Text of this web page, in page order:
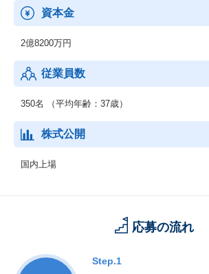
・スマートフォンアプリ開発
・自治体向けシステム開発
など
◆TAS/パッケージ販売事業部：給食・栄養管
の開発、販売、サポート
・ソフトご利用環境構築
・オーダリング、電子カルテ等他システムとの
・栄養士業務支援（データ入力代行、データ設
資本金
2億8200万円
従業員数
350名 （平均年齢：37歳）
株式公開
国内上場
応募の流れ
Step.1